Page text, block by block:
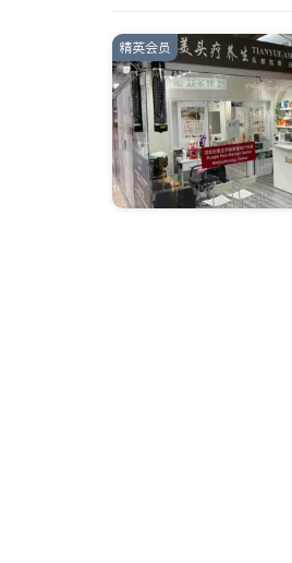
精英会员